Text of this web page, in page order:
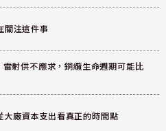
關注這件事
射供不應求，銅纜生命週期可能比
廠資本支出看真正的時間點